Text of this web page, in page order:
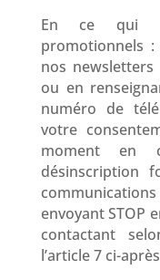
En ce qui
promotionnels
nos
ou en
numéro de
votre
moment en
désinscription
envoyant STOP
contactant
l’article 7 ci-